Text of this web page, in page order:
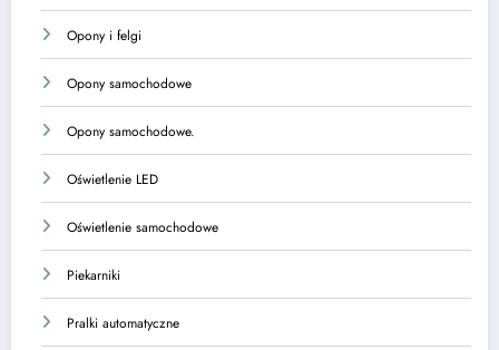
Opony i felgi
Opony samochodowe
Opony samochodowe.
Oświetlenie LED
Oświetlenie samochodowe
Piekarniki
Pralki automatyczne